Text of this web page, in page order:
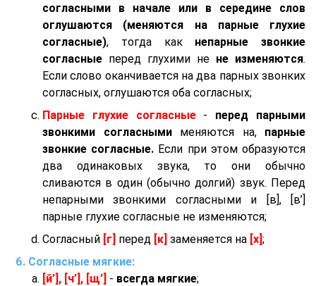
согласными в начале или в середине слов
оглушаются (меняются на парные глухие
согласные), тогда как непарные звонкие
согласные перед глухими не не изменяются.
Если слово оканчивается на два парных звонких
согласных, оглушаются оба согласных;
Парные глухие согласные- перед парными
звонкими согласнымименяются на, парные
звонкие согласные. Если при этом образуются
два одинаковых звука, то они обычно
сливаются в один (обычно долгий) звук. Перед
непарными звонкими согласными и [в], [в’]
парные глухие согласные не изменяются;
Согласный [г] перед [к] заменяется на [х];
Согласные мягкие:
[й’], [ч’], [щ’] - всегда мягкие;